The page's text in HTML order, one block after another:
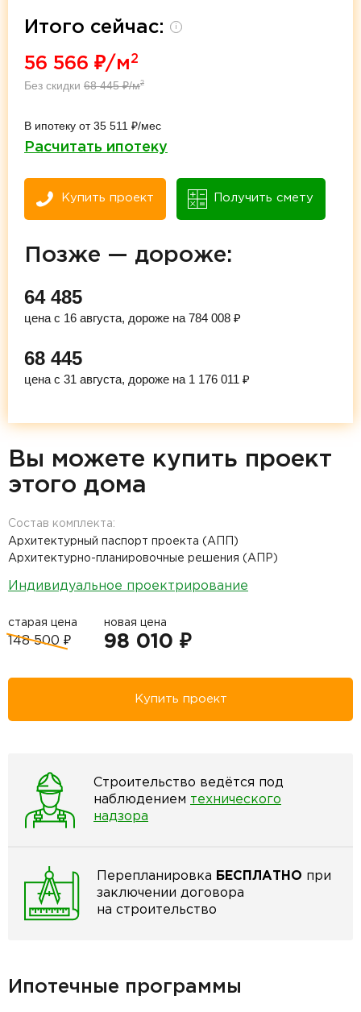
Итого сейчас: i
56 566 ₽/м 2
Без скидки 68 445₽/м2
В ипотеку от 35 511 ₽/мес
Расчитать ипотеку
Купить проект Получить смету
Позже — дороже:
64 485
цена с 16 августа, дороже на 784 008 ₽
68 445
цена с 31 августа, дороже на 1 176 011 ₽
Вы можете купить проект
этого дома
Состав комплекта:
Архитектурный паспорт проекта (АПП)
Архитектурно-планировочные решения (АПР)
Индивидуальное проектрирование
старая цена
148 500 ₽
новая цена
98 010 ₽
Купить проект
Строительство ведётся под
наблюдением технического
надзора
Перепланировка БЕСПЛАТНО при
заключении договора
на строительство
Ипотечные программы